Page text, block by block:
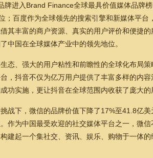
牌进入Brand Finance全球最具价值媒体品牌
；百度作为全球领先的搜索引擎和新媒体平
其丰富的商户资源、真实的用户评价和便捷
中国在全球媒体产业中的领先地位。
态、强大的用户粘性和前瞻性的全球化布局
，抖音不仅为亿万用户提供了丰富多样的内
功实施，更让抖音在全球范围内收获了庞大
战下，微信的品牌价值下降了17%至41.8亿
作为中国最受欢迎的社交媒体平台之一，微
建起一个集社交、资讯、娱乐、购物于一体